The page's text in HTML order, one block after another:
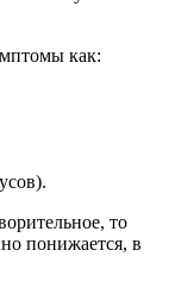
как:
то
понижается, в